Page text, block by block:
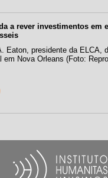
a rever investimentos em
Eaton, presidente da ELCA,
em Nova Orleans (Foto: